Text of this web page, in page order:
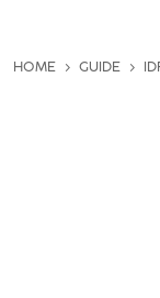
HOME GUIDE